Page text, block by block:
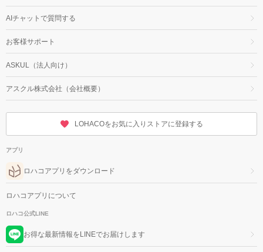
AIチャットで質問する
お客様サポート
ASKUL（法人向け）
アスクル株式会社（会社概要）
LOHACOをお気に入りストアに登録する
アプリ
ロハコアプリをダウンロード
ロハコアプリについて
ロハコ公式LINE
お得な最新情報をLINEでお届けします